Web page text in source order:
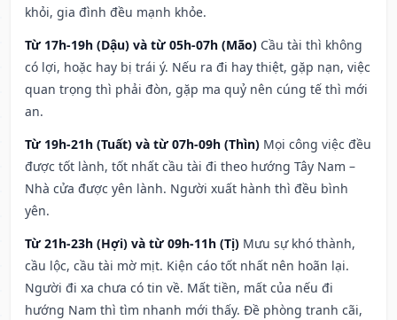
khỏi, gia đình đều mạnh khỏe.
Từ 17h-19h (Dậu) và từ 05h-07h (Mão) Cầu tài thì không
có lợi, hoặc hay bị trái ý. Nếu ra đi hay thiệt, gặp nạn, việc
quan trọng thì phải đòn, gặp ma quỷ nên cúng tế thì mới
an.
Từ 19h-21h (Tuất) và từ 07h-09h (Thìn) Mọi công việc đều
được tốt lành, tốt nhất cầu tài đi theo hướng Tây Nam –
Nhà cửa được yên lành. Người xuất hành thì đều bình
yên.
Từ 21h-23h (Hợi) và từ 09h-11h (Tị) Mưu sự khó thành,
cầu lộc, cầu tài mờ mịt. Kiện cáo tốt nhất nên hoãn lại.
Người đi xa chưa có tin về. Mất tiền, mất của nếu đi
hướng Nam thì tìm nhanh mới thấy. Đề phòng tranh cãi,